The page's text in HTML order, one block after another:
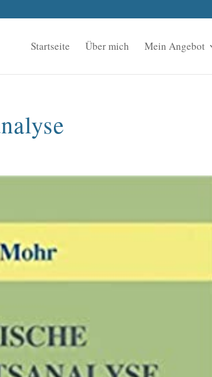
Startseite Über mich Mein Angebot